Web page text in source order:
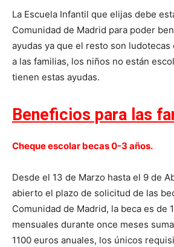
La Escuela Infantil que elijas debe
Comunidad de Madrid para poder
ayudas ya que el resto son ludotecas
a las familias, los niños no están
tienen estas ayudas.
Beneficios para las
Cheque escolar becas 0-3 años.
Desde el 13 de Marzo hasta el 9 de
abierto el plazo de solicitud de las
Comunidad de Madrid, la beca es de
mensuales durante once meses
1100 euros anuales, los únicos